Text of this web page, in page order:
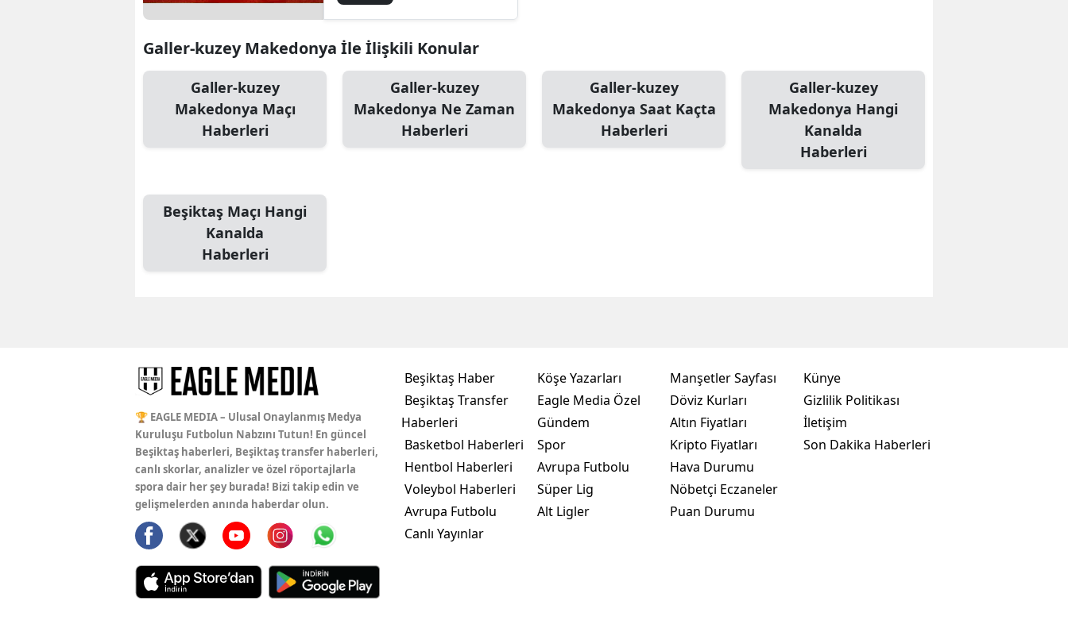
Galler-kuzey Makedonya İle İlişkili Konular
Galler-kuzey
Makedonya Maçı
Haberleri
Galler-kuzey
Makedonya Ne Zaman
Haberleri
Galler-kuzey
Makedonya Saat Kaçta
Haberleri
Galler-kuzey
Makedonya Hangi
Kanalda
Haberleri
Beşiktaş Maçı Hangi
Kanalda
Haberleri
🏆 EAGLE MEDIA – Ulusal Onaylanmış Medya
Kuruluşu Futbolun Nabzını Tutun! En güncel
Beşiktaş haberleri, Beşiktaş transfer haberleri,
canlı skorlar, analizler ve özel röportajlarla
spora dair her şey burada! Bizi takip edin ve
gelişmelerden anında haberdar olun.
Beşiktaş Haber
Beşiktaş Transfer
Haberleri
Basketbol Haberleri
Hentbol Haberleri
Voleybol Haberleri
Avrupa Futbolu
Canlı Yayınlar
Köşe Yazarları
Eagle Media Özel
Gündem
Spor
Avrupa Futbolu
Süper Lig
Alt Ligler
Manşetler Sayfası
Döviz Kurları
Altın Fiyatları
Kripto Fiyatları
Hava Durumu
Nöbetçi Eczaneler
Puan Durumu
Künye
Gizlilik Politikası
İletişim
Son Dakika Haberleri